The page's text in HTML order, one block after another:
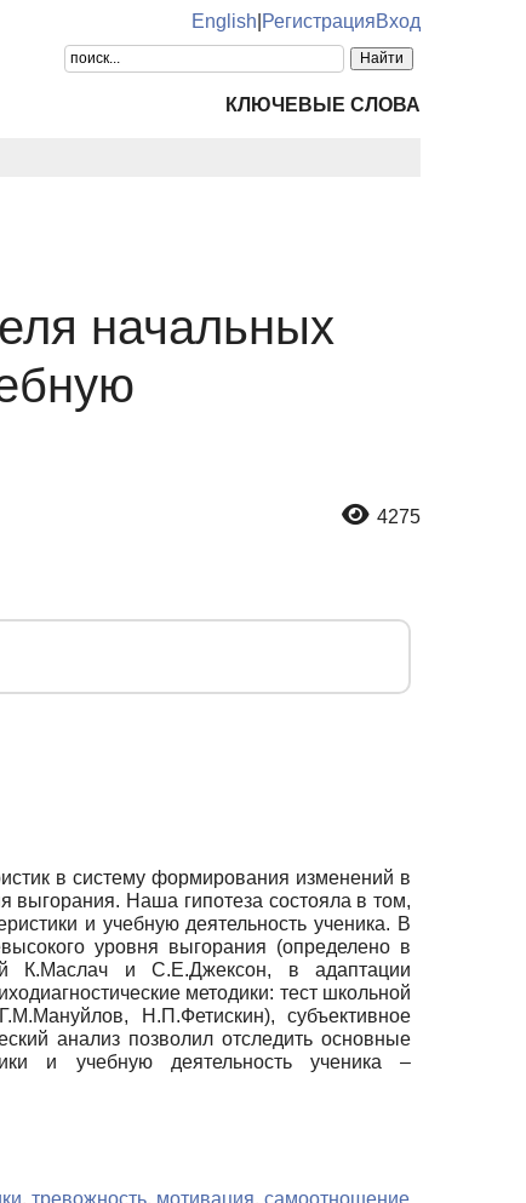
English РегистрацияВход
КЛЮЧЕВЫЕ СЛОВА
начальных
4275
в систему формирования изменений в
выгорания. Наша гипотеза состояла в том,
и учебную деятельность ученика. В
уровня выгорания (определено в
К.Маслач и С.Е.Джексон, в адаптации
методики: тест школьной
Н.П.Фетискин), субъективное
анализ позволил отследить основные
и учебную деятельность ученика –